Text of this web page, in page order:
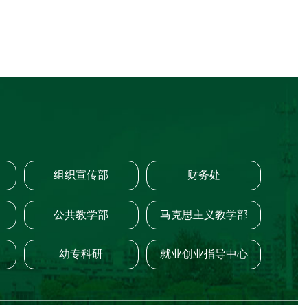
组织宣传部 财务处
公共教学部 马克思主义教学部
幼专科研 就业创业指导中心